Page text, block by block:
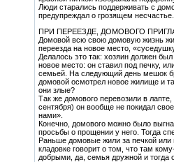
Люди старались поддерживать с
предупреждал о грозящем
ПРИ ПЕРЕЕЗДЕ, ДОМОВОГО
Домовой всю свою домовую жизнь
переезда на новое место,
Делалось это так: хозяин должен
новое место: он ставил под печку,
семьей. На следующий день мешок
домовой осмотрел новое жилище и
они злые?
Так же домового перевозили в
сентября) он вообще не покидал
нами».
Конечно, домового можно было
просьбы о прощении у него. Тогда
Раньше домовые жили за печкой или
кладовке говорит о том, что там
добрыми, да, семья дружной и тогда